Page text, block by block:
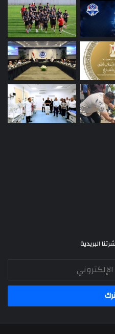
البريدية